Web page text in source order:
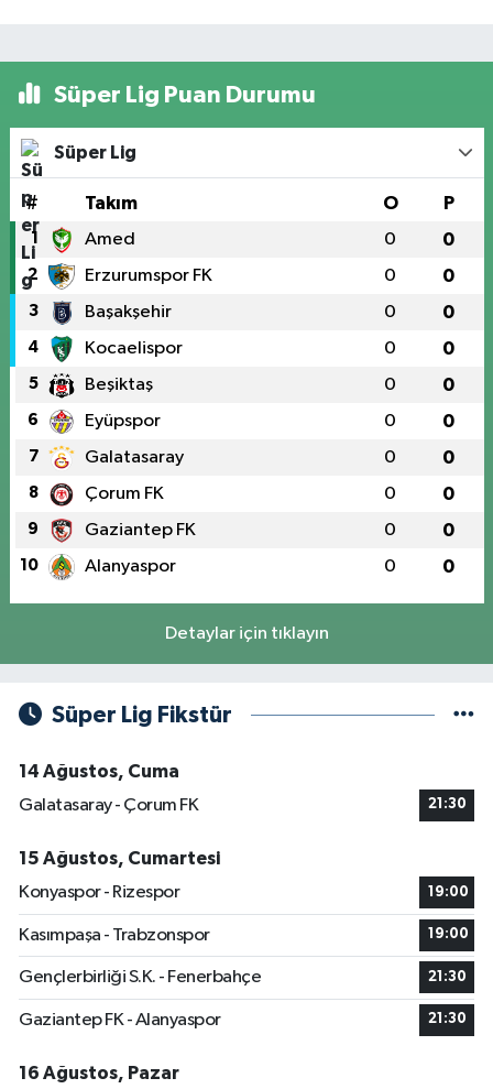
Süper Lig Puan Durumu
Süper Lig
# Takım O P
1 Amed 0 0
2 Erzurumspor FK 0 0
3 Başakşehir 0 0
4 Kocaelispor 0 0
5 Beşiktaş 0 0
6 Eyüpspor 0 0
7 Galatasaray 0 0
8 Çorum FK 0 0
9 Gaziantep FK 0 0
10 Alanyaspor 0 0
Detaylar için tıklayın
Süper Lig Fikstür
14 Ağustos, Cuma
Galatasaray - Çorum FK
21:30
15 Ağustos, Cumartesi
Konyaspor - Rizespor
19:00
Kasımpaşa - Trabzonspor 19:00
Gençlerbirliği S.K. - Fenerbahçe 21:30
Gaziantep FK - Alanyaspor 21:30
16 Ağustos, Pazar